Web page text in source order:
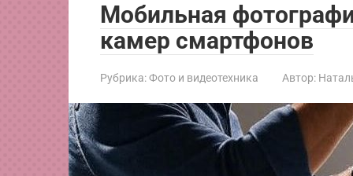
Мобильная
камер смартфонов
Рубрика:Фото и видеотехника Автор: